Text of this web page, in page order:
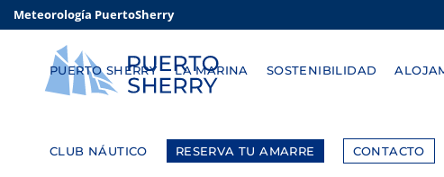
Meteorología PuertoSherry
PUERTO SHERRY LA MARINA SOSTENIBILIDAD
CLUB NÁUTICO RESERVA TU AMARRE CONTACTO